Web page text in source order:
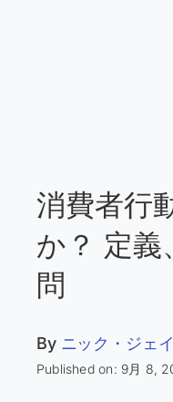
消費者行
か？ 定義
問
By ニック・ジェ
Published on: 9月 8,